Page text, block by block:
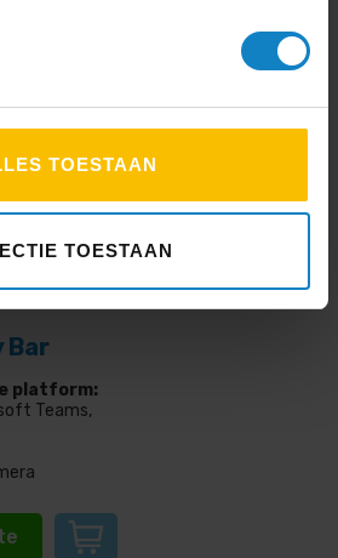
TOESTAAN
TOESTAAN
Bar
platform:
Teams,